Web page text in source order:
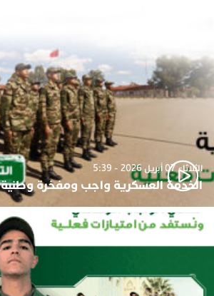
الثلاثاء 07 أبريل 2026 - 5:39
الخدمة العسكرية واجب ومفخرة وطنية